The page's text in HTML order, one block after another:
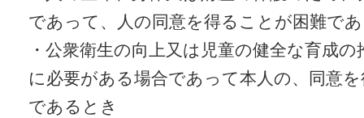
であって、人の同意を得ることが困難で
・公衆衛生の向上又は児童の健全な育成
に必要がある場合であって本人の、同意
であるとき